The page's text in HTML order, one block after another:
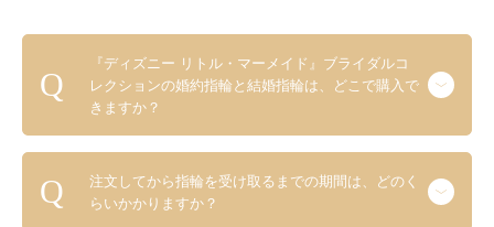
『ディズニー リトル・マーメイド』ブライダルコ
レクションの婚約指輪と結婚指輪は、どこで購入で
きますか？
注文してから指輪を受け取るまでの期間は、どのく
らいかかりますか？